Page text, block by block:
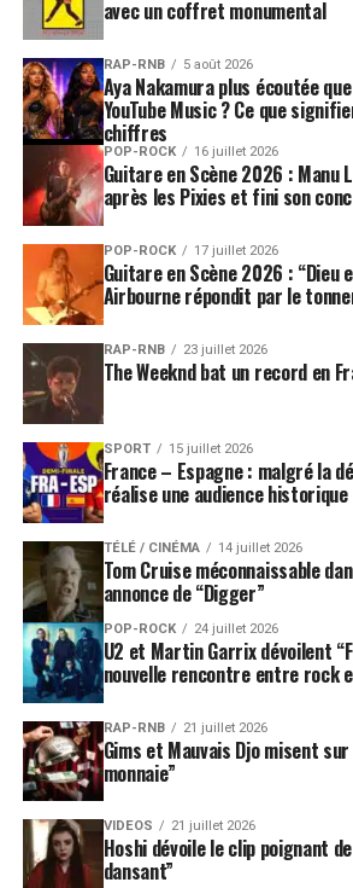
démarche narrative mettant en
éléments qui nous entourent.
Sur scène, elle déclenche
temps réel, tels des reflets de notre
supports variés. Le procédé de
spectateur une liberté de réception,
mouvement général des images qui
structure à l’autre ; l’ensemble
un ballet d’images, de lumières et de
dialoguant avec la musique.
Non pas une simple illustration d’une
Cochet raconte à travers ses images
aurait pu écrire pour un film, sans
qu’on regarde seul, puis avec
étant la seule vue sur le monde
enfin à s’échapper. Et plus qu’un
une mise en abîme de nos émotions,
pour One Day At Home, Through
invite à l’éveil et à la conscience de
pudeur. Toucher, frôler l’autre.
avec un coffret monumental
RAP-RNB 5 août 2026
Aya Nakamura plus écoutée
YouTube Music ? Ce que
chiffres
POP-ROCK 16 juillet 2026
Guitare en Scène 2026 : Manu
après les Pixies et fini son
POP-ROCK 17 juillet 2026
Guitare en Scène 2026 : “Dieu
Airbourne répondit par le
RAP-RNB 23 juillet 2026
The Weeknd bat un record en
SPORT 15 juillet 2026
France – Espagne : malgré la
réalise une audience historique
TÉLÉ / CINÉMA 14 juillet 2026
Tom Cruise méconnaissable
annonce de “Digger”
POP-ROCK 24 juillet 2026
U2 et Martin Garrix dévoilent
nouvelle rencontre entre rock
RAP-RNB 21 juillet 2026
Gims et Mauvais Djo misent sur
monnaie”
VIDEOS 21 juillet 2026
Hoshi dévoile le clip poignant
dansant”